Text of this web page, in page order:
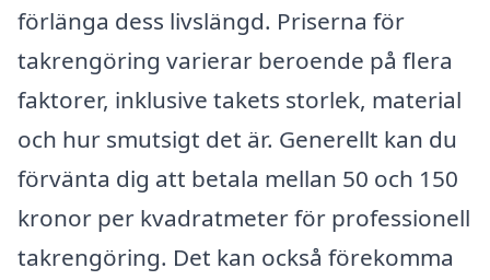
förlänga dess livslängd. Priserna för
takrengöring varierar beroende på flera
faktorer, inklusive takets storlek, material
och hur smutsigt det är. Generellt kan du
förvänta dig att betala mellan 50 och 150
kronor per kvadratmeter för professionell
takrengöring. Det kan också förekomma